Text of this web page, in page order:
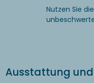
Nutzen Sie
Ausstattung